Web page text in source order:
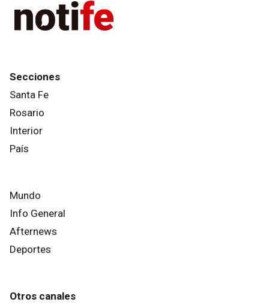
Secciones
Santa Fe
Rosario
Interior
País
Mundo
Info General
Afternews
Deportes
Otros canales